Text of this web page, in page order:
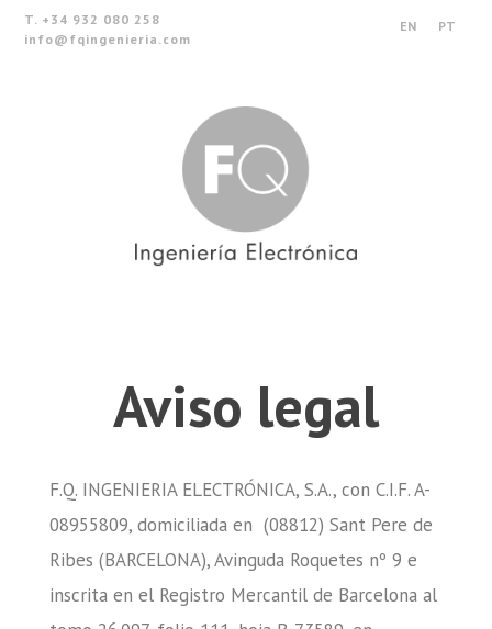
T. +34 932 080 258
info@fqingenieria.com
EN PT
Aviso legal
F.Q. INGENIERIA ELECTRÓNICA, S.A., con C.I.F. A-
08955809, domiciliada en (08812) Sant Pere de
Ribes (BARCELONA), Avinguda Roquetes nº 9 e
inscrita en el Registro Mercantil de Barcelona al